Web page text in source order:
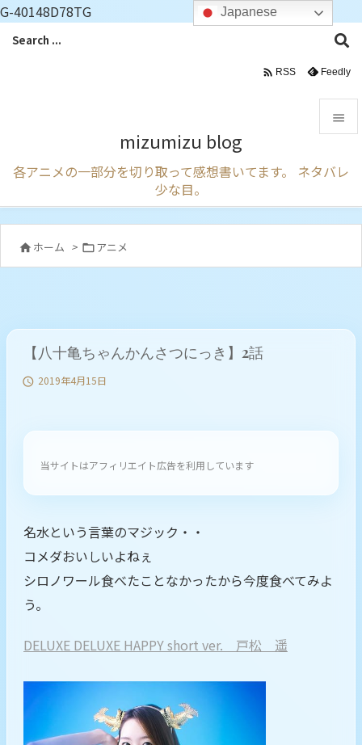
G-40148D78TG
mizumizu blog
各アニメの一部分を切り取って感想書いてます。 ネタバレ
少な目。

メニュ
前へ
 RSS Feedly
 ホーム > アニメ
【八十亀ちゃんかんさつにっき】2話
 2019年4月15日
当サイトはアフィリエイト広告を利用しています
名水という言葉のマジック・・
コメダおいしいよねぇ
シロノワール食べたことなかったから今度食べてみよ
う。
DELUXE DELUXE HAPPY short ver. 戸松 遥
Japanese